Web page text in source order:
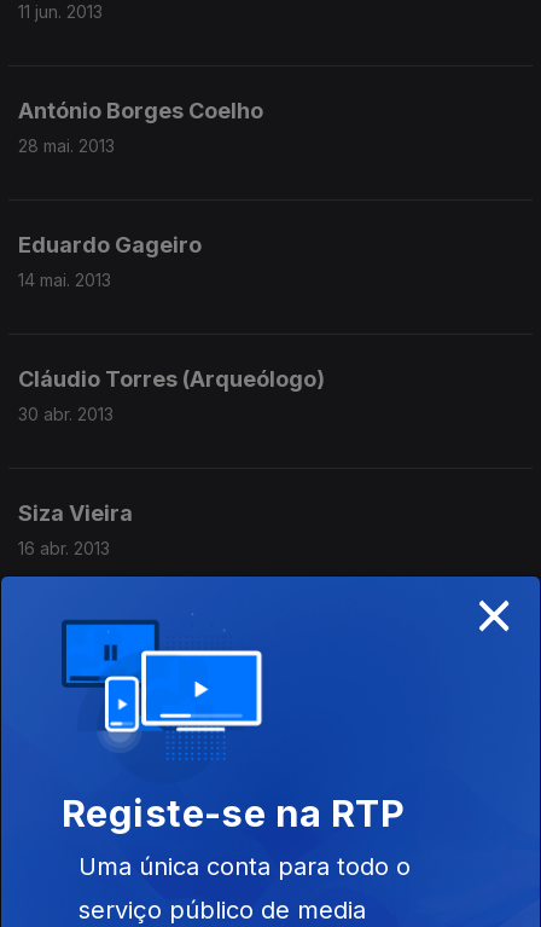
11 jun. 2013
António Borges Coelho
28 mai. 2013
Eduardo Gageiro
14 mai. 2013
Cláudio Torres (Arqueólogo)
30 abr. 2013
Siza Vieira
16 abr. 2013
Luís Filipe Costa
02 abr. 2013
19 mar. 2013
Carmen Dolores
×
Registe-se na RTP
Uma única conta para todo o
serviço público de media